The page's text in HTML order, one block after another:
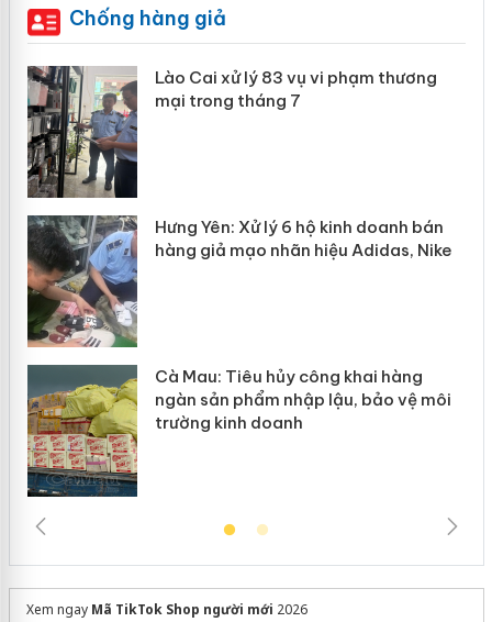
Chống hàng giả
Lào Cai xử lý 83 vụ vi phạm thương
mại trong tháng 7
Hưng Yên: Xử lý 6 hộ kinh doanh bán
hàng giả mạo nhãn hiệu Adidas, Nike
Cà Mau: Tiêu hủy công khai hàng
ngàn sản phẩm nhập lậu, bảo vệ môi
trường kinh doanh
Xem ngay Mã TikTok Shop người mới 2026